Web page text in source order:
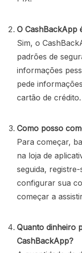
O CashBackApp
Sim, o
padrões de
informações
pede
cartão de crédito.
Como posso
Para começar,
na loja de
seguida,
configurar sua
começar a
Quanto dinheiro
CashBackApp?